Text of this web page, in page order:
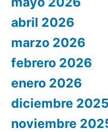
abril 2026
marzo 2026
febrero 2026
enero 2026
diciembre 2025
noviembre